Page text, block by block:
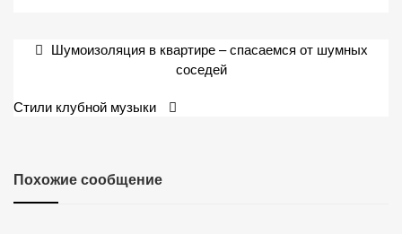
Навигация
записям
Шумоизоляция в квартире – спасаемся от шумных
соседей
Стили клубной музыки
Похожие сообщение